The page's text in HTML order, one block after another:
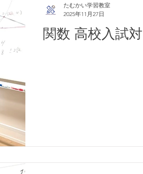
関数 高校入試
たむかい学習教室
2025年11月27日